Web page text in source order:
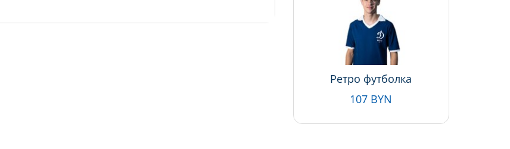
Ретро футболка
107 BYN